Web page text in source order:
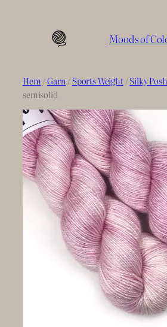
Moods of
Hem/Garn /Sports Weight/Silky Posh
semisolid